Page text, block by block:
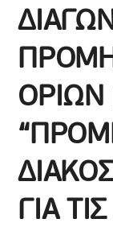
ΟΡΙΩΝ
ΓΙΑ